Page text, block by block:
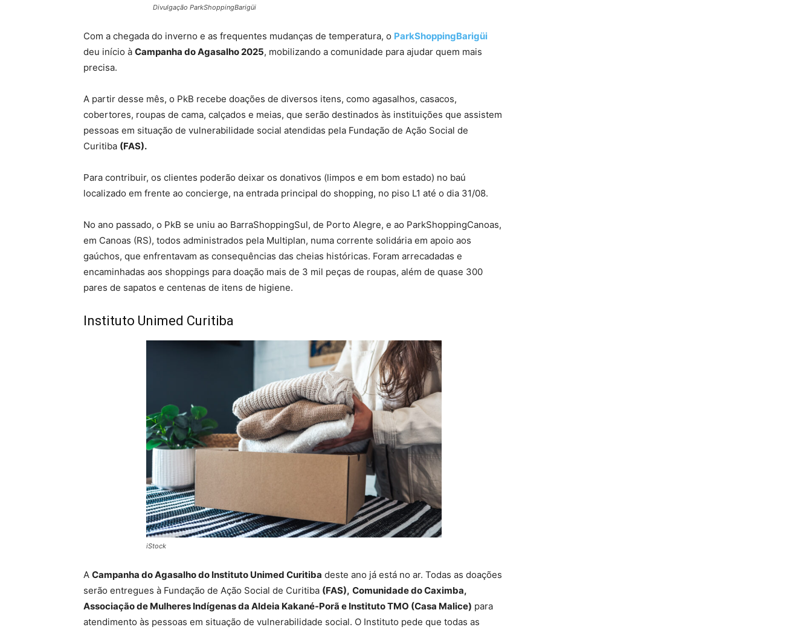
Divulgação ParkShoppingBarigüi
Com a chegada do inverno e as frequentes mudanças de temperatura, o ParkShoppingBarigüi
deu início à Campanha do Agasalho 2025, mobilizando a comunidade para ajudar quem mais
precisa.
A partir desse mês, o PkB recebe doações de diversos itens, como agasalhos, casacos,
cobertores, roupas de cama, calçados e meias, que serão destinados às instituições que assistem
pessoas em situação de vulnerabilidade social atendidas pela Fundação de Ação Social de
Curitiba (FAS).
Para contribuir, os clientes poderão deixar os donativos (limpos e em bom estado) no baú
localizado em frente ao concierge, na entrada principal do shopping, no piso L1 até o dia 31/08.
No ano passado, o PkB se uniu ao BarraShoppingSul, de Porto Alegre, e ao ParkShoppingCanoas,
em Canoas (RS), todos administrados pela Multiplan, numa corrente solidária em apoio aos
gaúchos, que enfrentavam as consequências das cheias históricas. Foram arrecadadas e
encaminhadas aos shoppings para doação mais de 3 mil peças de roupas, além de quase 300
pares de sapatos e centenas de itens de higiene.
Instituto Unimed Curitiba
iStock
A Campanha do Agasalho do Instituto Unimed Curitiba deste ano já está no ar. Todas as doações
serão entregues à Fundação de Ação Social de Curitiba (FAS), Comunidade do Caximba,
Associação de Mulheres Indígenas da Aldeia Kakané-Porã e Instituto TMO (Casa Malice) para
atendimento às pessoas em situação de vulnerabilidade social. O Instituto pede que todas as